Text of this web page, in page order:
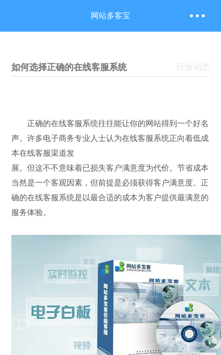
网站多客宝
行业动态
如何选择正确的在线客服系统
正确的在线客服系统往往能让你的网站得到一个好名
声。许多电子商务专业人士认为在线客服系统正向着低成
本在线客服渠道发
展。但这不不意味着已损失客户满意度为代价。节省成本
当然是一个客观因素，但前提是必须获得客户满意度。正
确的在线客服系统是以最合适的成本为客户提供最满意的
服务体验。